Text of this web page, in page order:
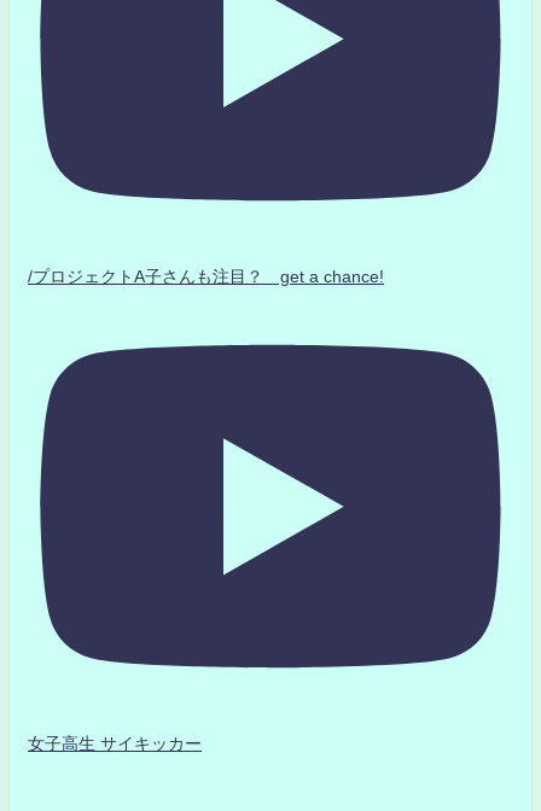
/プロジェクトA子さんも注目？ get a chance!
女子高生 サイキッカー